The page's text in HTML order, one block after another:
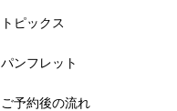
トピックス
パンフレット
ご予約後の流れ